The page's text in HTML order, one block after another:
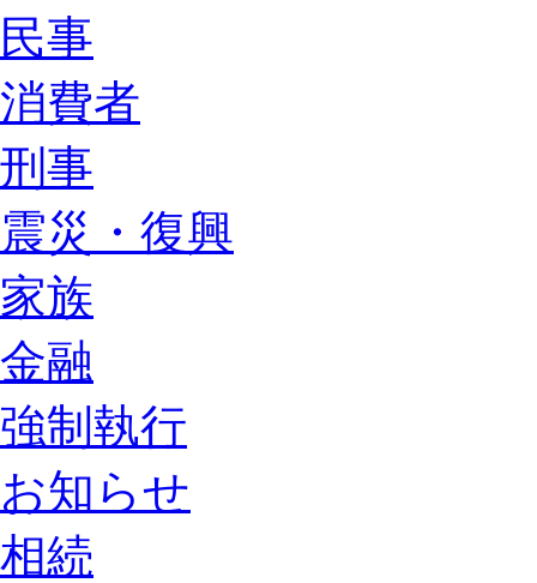
民事
消費者
刑事
震災・復興
家族
金融
強制執行
お知らせ
相続